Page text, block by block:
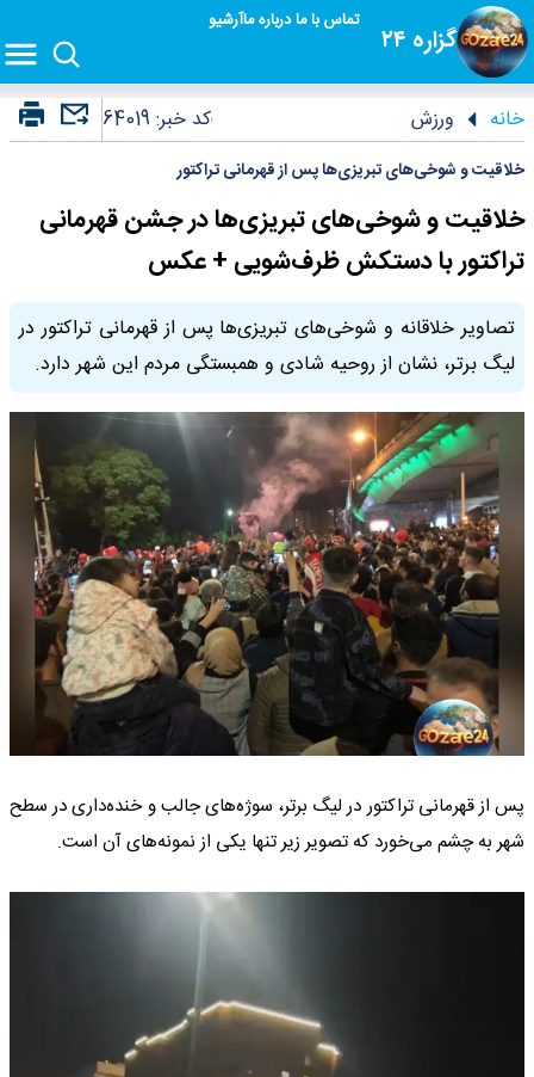
گزاره ۲۴
تماس با مادرباره ماآرشیو
خانه ورزش کد خبر:64019
خلاقیت و شوخی‌های تبریزی‌ها پس از قهرمانی تراکتور
خلاقیت و شوخی‌های تبریزی‌ها در جشن قهرمانی
تراکتور با دستکش ظرف‌شویی + عکس
تصاویر خلاقانه و شوخی‌های تبریزی‌ها پس از قهرمانی تراکتور در
لیگ برتر، نشان از روحیه شادی و همبستگی مردم این شهر دارد.
پس از قهرمانی تراکتور در لیگ برتر، سوژه‌های جالب و خنده‌داری در سطح
شهر به چشم می‌خورد که تصویر زیر تنها یکی از نمونه‌های آن است.